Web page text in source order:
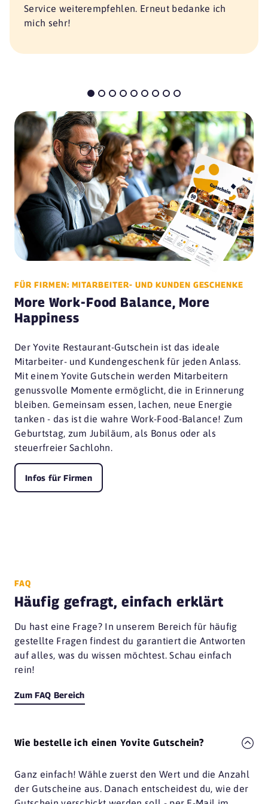
Service weiterempfehlen. Erneut bedanke ich
mich sehr!
FÜR FIRMEN: MITARBEITER- UND KUNDEN GESCHENKE
More Work-Food Balance, More
Happiness
Der Yovite Restaurant-Gutschein ist das ideale
Mitarbeiter- und Kundengeschenk für jeden Anlass.
Mit einem Yovite Gutschein werden Mitarbeitern
genussvolle Momente ermöglicht, die in Erinnerung
bleiben. Gemeinsam essen, lachen, neue Energie
tanken - das ist die wahre Work-Food-Balance! Zum
Geburtstag, zum Jubiläum, als Bonus oder als
steuerfreier Sachlohn.
Infos für Firmen
FAQ
Häufig gefragt, einfach erklärt
Du hast eine Frage? In unserem Bereich für häufig
gestellte Fragen findest du garantiert die Antworten
auf alles, was du wissen möchtest. Schau einfach
rein!
Zum FAQ Bereich
Wie bestelle ich einen Yovite Gutschein?
Ganz einfach! Wähle zuerst den Wert und die Anzahl
der Gutscheine aus. Danach entscheidest du, wie der